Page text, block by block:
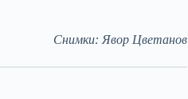
Снимки: Явор Цветанов